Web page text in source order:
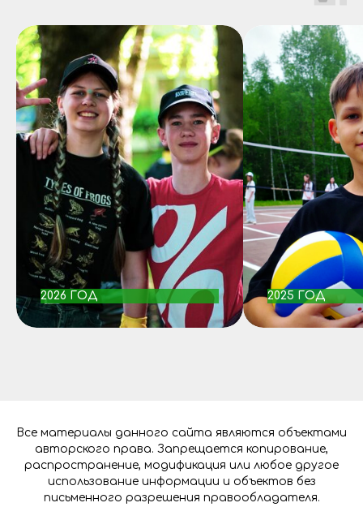
2026 ГОД 2025 ГОД
Все материалы данного сайта являются объектами
авторского права. Запрещается копирование,
распространение, модификация или любое другое
использование информации и объектов без
письменного разрешения правообладателя.